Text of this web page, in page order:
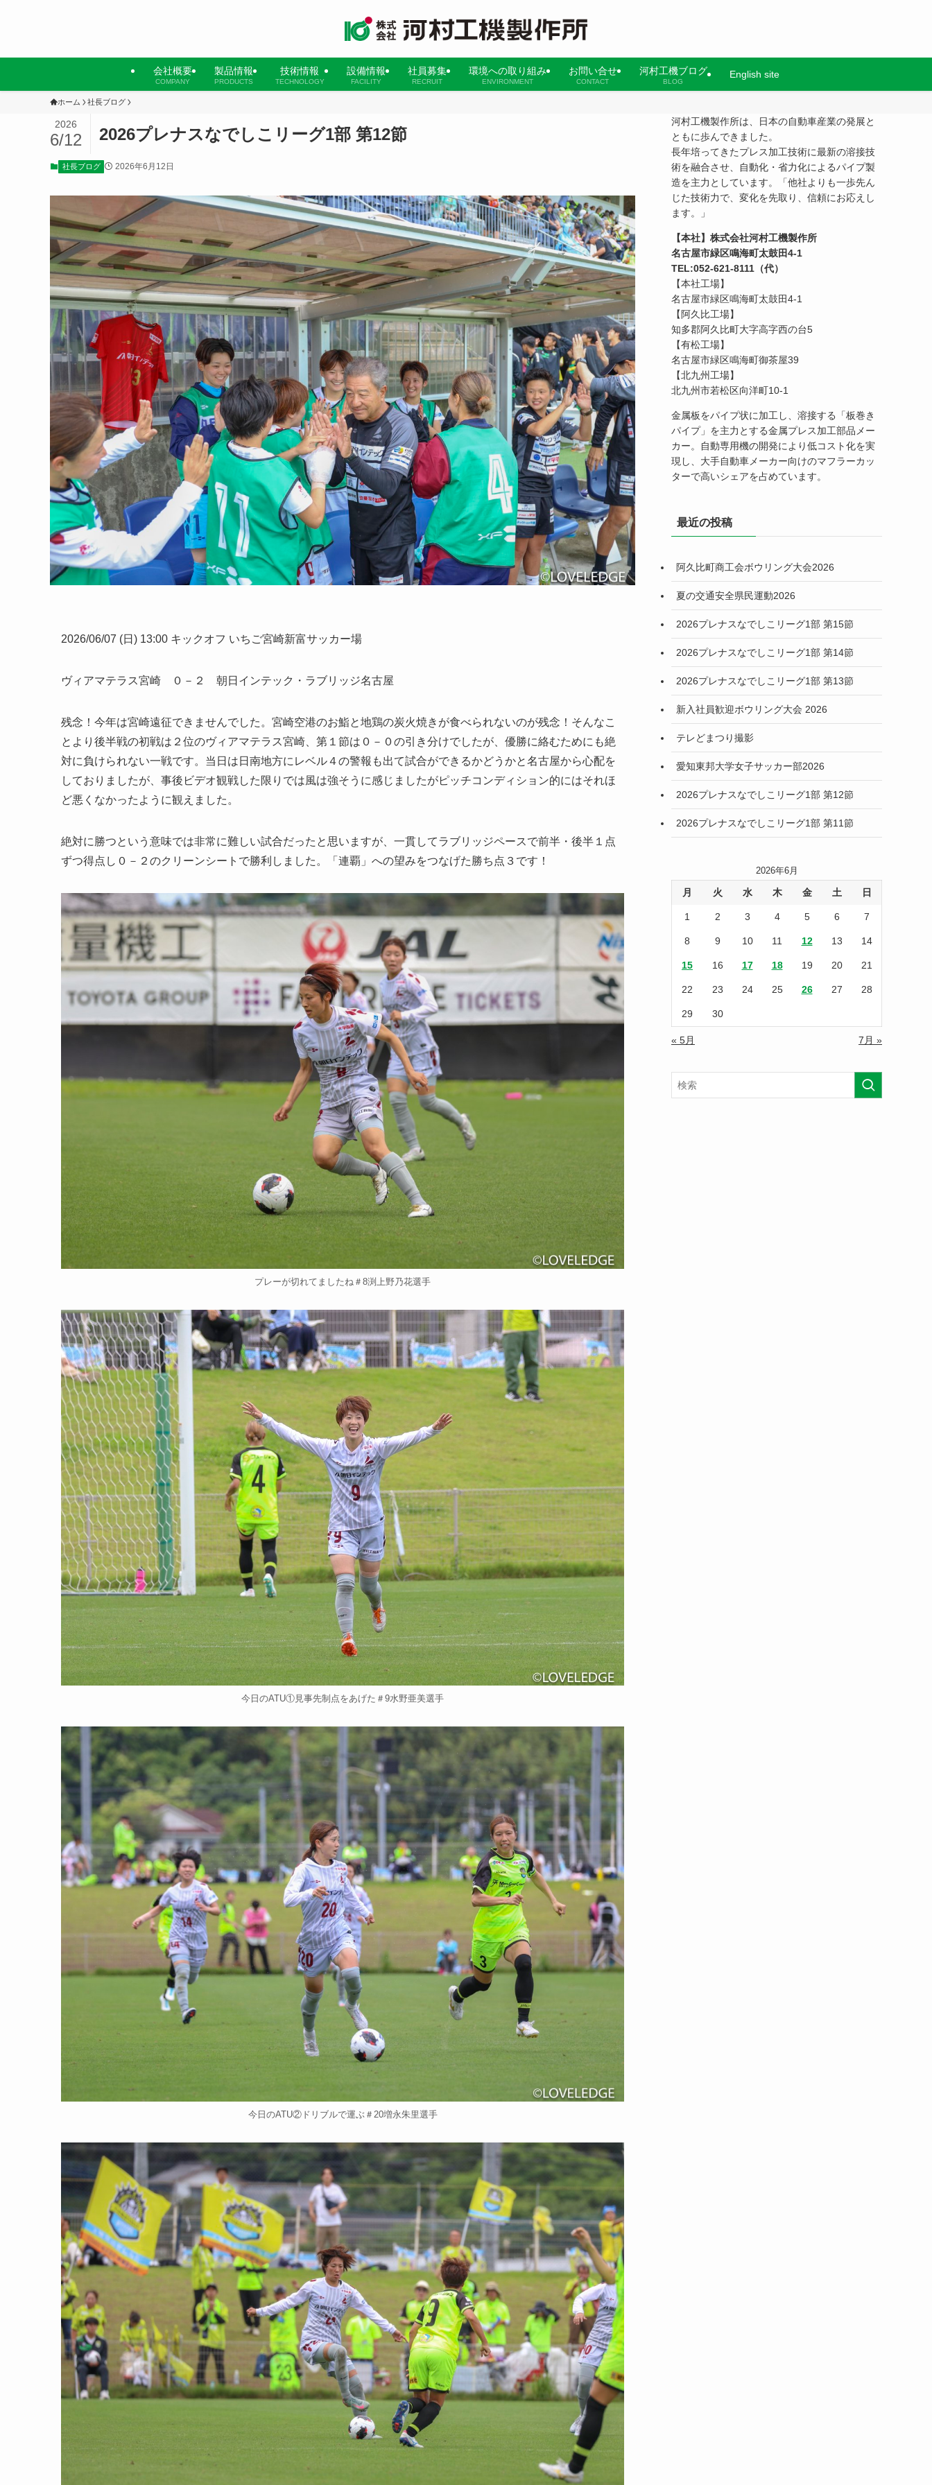
会社概要
COMPANY
製品情報
PRODUCTS
技術情報
TECHNOLOGY
設備情報
FACILITY
社員募集
RECRUIT
環境への取り組み
ENVIRONMENT
お問い合せ
CONTACT
河村工機ブログ
BLOG
English site
ホーム 社長ブログ
2026プレナスなでしこリーグ1部 第12節
2026
6/12
社長ブログ 2026年6月12日
2026/06/07 (日) 13:00 キックオフ いちご宮崎新富サッカー場
ヴィアマテラス宮崎 ０－２ 朝日インテック・ラブリッジ名古屋
残念！今年は宮崎遠征できませんでした。宮崎空港のお鮨と地鶏の炭火焼きが食べられないのが残念！そんなこ
とより後半戦の初戦は２位のヴィアマテラス宮崎、第１節は０－０の引き分けでしたが、優勝に絡むためにも絶
対に負けられない一戦です。当日は日南地方にレベル４の警報も出て試合ができるかどうかと名古屋から心配を
しておりましたが、事後ビデオ観戦した限りでは風は強そうに感じましたがピッチコンディション的にはそれほ
ど悪くなかったように観えました。
絶対に勝つという意味では非常に難しい試合だったと思いますが、一貫してラブリッジペースで前半・後半１点
ずつ得点し０－２のクリーンシートで勝利しました。「連覇」への望みをつなげた勝ち点３です！
プレーが切れてましたね＃8渕上野乃花選手
今日のATU①見事先制点をあげた＃9水野亜美選手
今日のATU②ドリブルで運ぶ＃20増永朱里選手
河村工機製作所は、日本の自動車産業の発展と
ともに歩んできました。
長年培ってきたプレス加工技術に最新の溶接技
術を融合させ、自動化・省力化によるパイプ製
造を主力としています。「他社よりも一歩先ん
じた技術力で、変化を先取り、信頼にお応えし
ます。」
【本社】株式会社河村工機製作所
名古屋市緑区鳴海町太鼓田4-1
TEL:052-621-8111（代）
【本社工場】
名古屋市緑区鳴海町太鼓田4-1
【阿久比工場】
知多郡阿久比町大字高字西の台5
【有松工場】
名古屋市緑区鳴海町御茶屋39
【北九州工場】
北九州市若松区向洋町10-1
金属板をパイプ状に加工し、溶接する「板巻き
パイプ」を主力とする金属プレス加工部品メー
カー。自動専用機の開発により低コスト化を実
現し、大手自動車メーカー向けのマフラーカッ
ターで高いシェアを占めています。
最近の投稿
阿久比町商工会ボウリング大会2026
夏の交通安全県民運動2026
2026プレナスなでしこリーグ1部 第15節
2026プレナスなでしこリーグ1部 第14節
2026プレナスなでしこリーグ1部 第13節
新入社員歓迎ボウリング大会 2026
テレどまつり撮影
愛知東邦大学女子サッカー部2026
2026プレナスなでしこリーグ1部 第12節
2026プレナスなでしこリーグ1部 第11節
2026年6月
月 火 水 木 金 土 日
1 2 3 4 5 6 7
8 9 10 11 12 13 14
15 16 17 18 19 20 21
22 23 24 25 26 27 28
29 30
« 5月 7月 »